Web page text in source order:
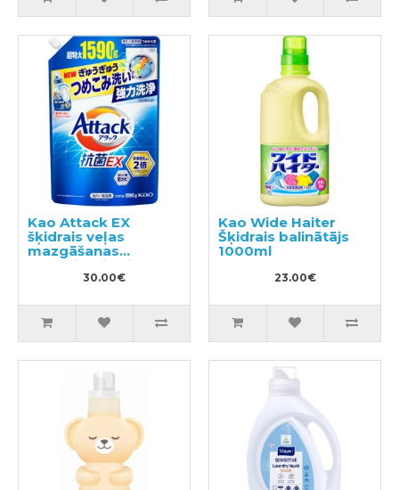
Kao Attack EX
šķidrais veļas
mazgāšanas
līdzeklis, pildviela
30.00€
Kao Wide Haiter
Šķidrais balinātājs
1000ml
23.00€